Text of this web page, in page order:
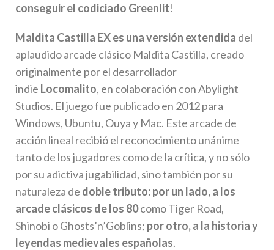
conseguir el codiciado Greenlit!
Maldita Castilla EX es una versión extendida del
aplaudido arcade clásico Maldita Castilla, creado
originalmente por el desarrollador
indie Locomalito, en colaboración con Abylight
Studios. El juego fue publicado en 2012 para
Windows, Ubuntu, Ouya y Mac. Este arcade de
acción lineal recibió el reconocimiento unánime
tanto de los jugadores como de la crítica, y no sólo
por su adictiva jugabilidad, sino también por su
naturaleza de doble tributo: por un lado, a los
arcade clásicos de los 80como Tiger Road,
Shinobi o Ghosts’n’Goblins; por otro, a la historia y
leyendas medievales españolas.